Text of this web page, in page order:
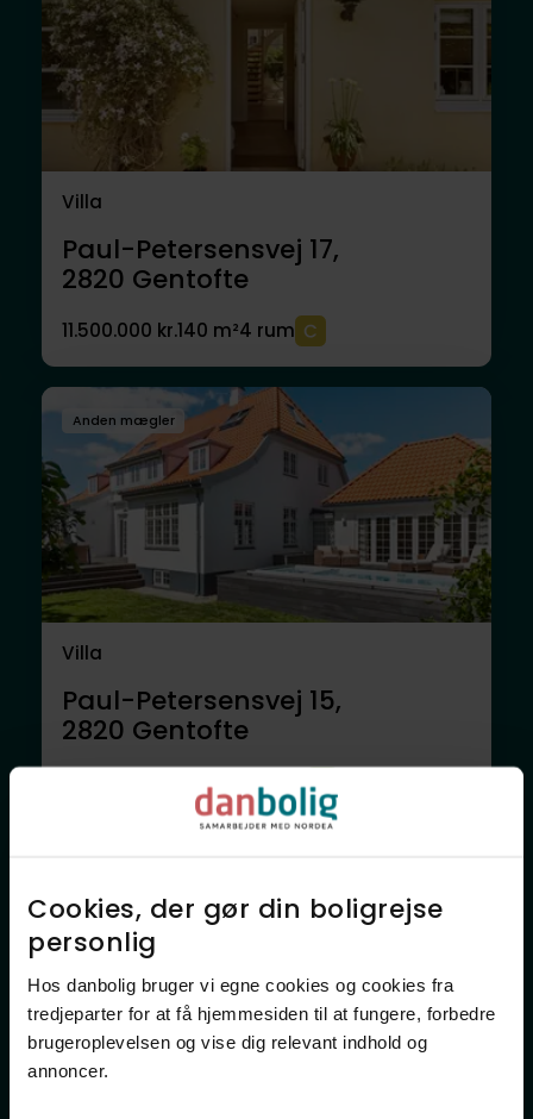
Cookies, der gør din boligrejse
personlig​
Hos danbolig bruger vi egne cookies og cookies fra
tredjeparter for at få hjemmesiden til at fungere, forbedre
brugeroplevelsen og vise dig relevant indhold og
annoncer.​
Villa
Paul-Petersensvej 17,
2820 Gentofte
11.500.000 kr.140 m²4 rum
Anden mægler
Villa
Paul-Petersensvej 15,
2820 Gentofte
379 m² 9 rum